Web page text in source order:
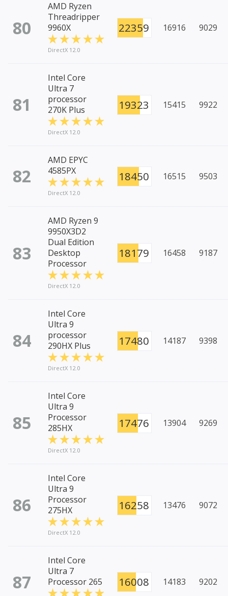
80
AMD Ryzen
Threadripper
9960X
DirectX 12.0
22359 16916 9029
81
Intel Core
Ultra 7
processor
270K Plus
DirectX 12.0
19323 15415 9922
82
AMD EPYC
4585PX
DirectX 12.0
18450 16515 9503
83
AMD Ryzen 9
9950X3D2
Dual Edition
Desktop
Processor
DirectX 12.0
18179 16458 9187
84
Intel Core
Ultra 9
processor
290HX Plus
DirectX 12.0
17480 14187 9398
85
Intel Core
Ultra 9
Processor
285HX
DirectX 12.0
17476 13904 9269
86
Intel Core
Ultra 9
Processor
275HX
DirectX 12.0
16258 13476 9072
87
Intel Core
Ultra 7
Processor 265
16008 14183 9202